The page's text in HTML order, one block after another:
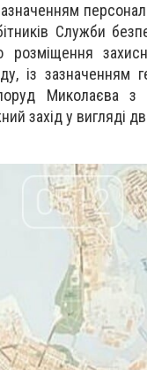
Служби
розміщення
із зазначенням
Миколаєва
захід у вигляді